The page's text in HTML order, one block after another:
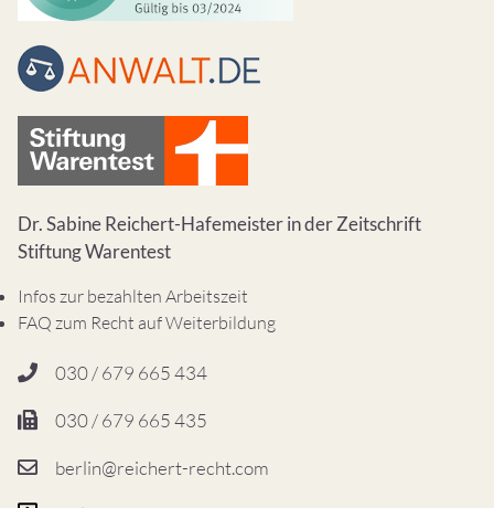
Dr. Sabine Reichert-Hafemeister in der Zeitschrift
Stiftung Warentest
Infos zur bezahlten Arbeitszeit
FAQ zum Recht auf Weiterbildung
030 / 679 665 434
030 / 679 665 435
berlin@reichert-recht.com